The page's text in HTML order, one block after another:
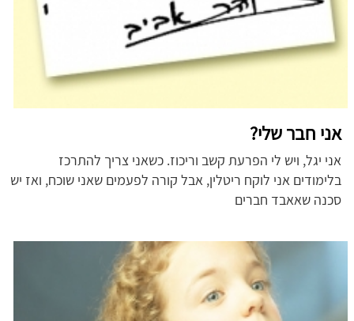
אני חבר שלי?
אני יגל, ויש לי הפרעת קשב וריכוז. כשאני צריך להתרכז
בלימודים אני לוקח ריטלין, אבל קורה לפעמים שאני שוכח, ואז יש
סכנה שאאבד חברים